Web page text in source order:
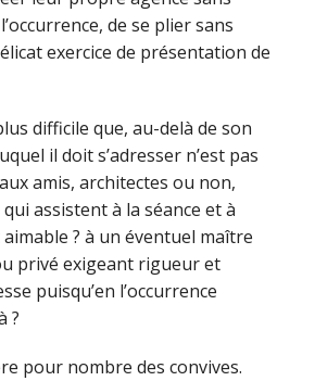
de se plier sans
exercice de présentation de
difficile que, au-delà de son
il doit s’adresser n’est pas
amis, architectes ou non,
assistent à la séance et à
? à un éventuel maître
privé exigeant rigueur et
puisqu’en l’occurrence
?
pour nombre des convives.